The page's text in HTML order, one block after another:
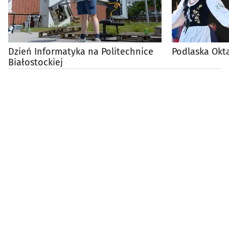
Dzień Informatyka na Politechnice
Białostockiej
Podlaska